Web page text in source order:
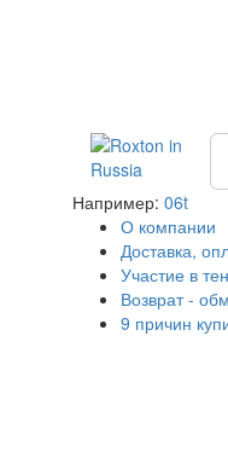
Например: 06t
О компании
Доставка,
Участие в
Возврат -
9 причин